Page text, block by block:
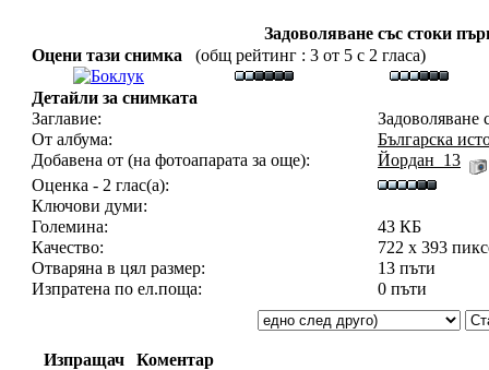
Задоволяване със стоки
Оцени тази снимка
(общ рейтинг : 3 от 5 с 2 гласа)
Детайли за снимката
Заглавие:
Задоволяване
От албума:
Българска
Добавена от (на фотоапарата за още):
Йордан_13
Оценка - 2 глас(а):
Ключови думи:
Големина:
43 КБ
Качество:
722 x 393
Отваряна в цял размер:
13 пъти
Изпратена по ел.поща:
0 пъти
Изпращач Коментар